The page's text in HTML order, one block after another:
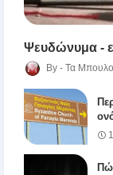
Ψευδώνυμα -
Τα